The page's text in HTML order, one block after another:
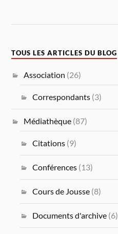
TOUS LES ARTICLES DU BLOG
Association (26)
Correspondants(3)
Médiathèque (87)
Citations(9)
Conférences(13)
Cours de Jousse(8)
Documents d'archive(6)